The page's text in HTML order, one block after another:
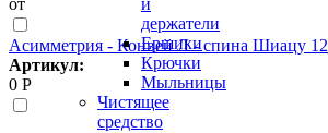
держатели
Ершики
Крючки
Мыльницы
Чистящее
средство
Асимметрия - Конвей Л - спина Шиацу 12
Артикул:
0 Р